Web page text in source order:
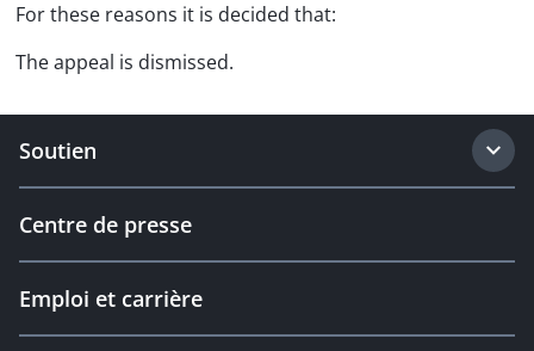
For these reasons it is decided that:
The appeal is dismissed.
Soutien
Centre de presse
Emploi et carrière